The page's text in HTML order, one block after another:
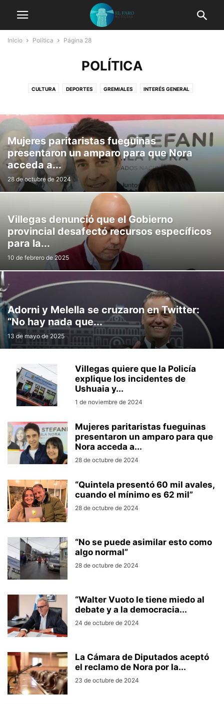
Inicio Política Página 28
POLÍTICA
CULTURA DEPORTES GREMIALES INTERÉS GENERAL
POLÍTICA PROVINCIALES
Mujeres paritaristas fueguinas
presentaron un amparo para que Nora
acceda a...
28 de octubre de 2024
Villegas denunció que el Gobierno
provincial desafectó recursos específicos
para la...
10 de febrero de 2025
Adorni y Melella se cruzaron en Twitter:
“No hay nada que...
13 de mayo de 2025
Villegas quiere que la Policía
explique los incidentes de
Ushuaia y...
1 de noviembre de 2024
Mujeres paritaristas fueguinas
presentaron un amparo para que
Nora acceda a...
28 de octubre de 2024
“Quintela presentó 60 mil avales,
cuando el mínimo es 62 mil”
28 de octubre de 2024
“No se puede asimilar esto como
algo normal”
28 de octubre de 2024
“Walter Vuoto le tiene miedo al
debate y a la democracia...
24 de octubre de 2024
La Cámara de Diputados aceptó
el reclamo de Nora por la...
23 de octubre de 2024